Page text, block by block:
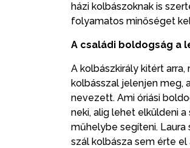
házi kolbászoknak is
folyamatos minőséget
A családi boldogság a
A kolbászkirály kitért
kolbásszal jelenjen meg,
nevezett. Ami óriási
neki, alig lehet elküldeni
műhelybe segíteni.
szál kolbásza sem érte